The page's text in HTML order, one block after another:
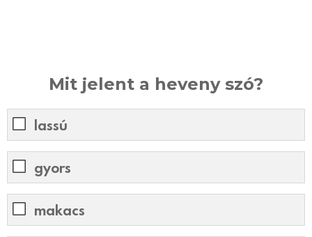
Mit jelent a heveny szó?
lassú
gyors
makacs